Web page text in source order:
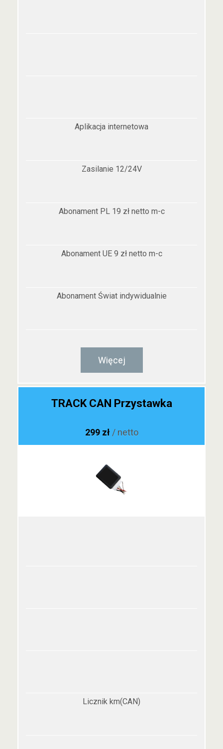
Aplikacja internetowa
Zasilanie 12/24V
Abonament PL 19 zł netto m-c
Abonament UE 9 zł netto m-c
Abonament Świat indywidualnie
Więcej
TRACK CAN Przystawka
299 zł / netto
Licznik km(CAN)